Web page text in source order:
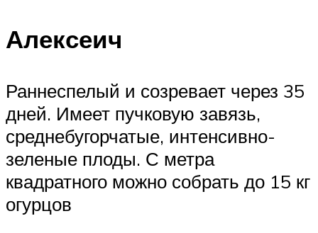
Алексеич
Раннеспелый и созревает через 35
дней. Имеет пучковую завязь,
среднебугорчатые, интенсивно-
зеленые плоды. С метра
квадратного можно собрать до 15 кг
огурцов